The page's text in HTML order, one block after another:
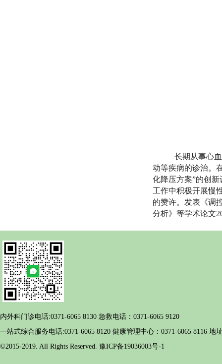
长期从事心
动等疾病的诊治。
化降压方案”的创
工作中积极开展慢
的赞许。发表《调
分析》等学术论文
内外科门诊电话:0371-6065 8130 急救电话：0371-6065 9120
一站式综合服务电话:0371-6065 8120 健康管理中心：0371-6065 8116
©2015-2019. All Rights Reserved. 豫ICP备19036003号-1